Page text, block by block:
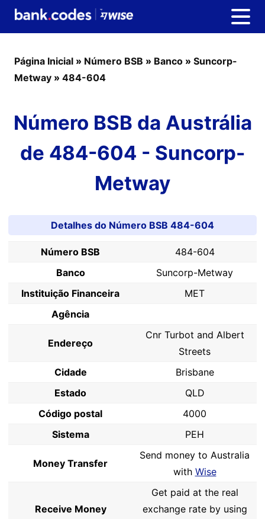
Página Inicial » Número BSB » Banco » Suncorp-
Metway » 484-604
Número BSB da Austrália
de 484-604 - Suncorp-
Metway
Detalhes do Número BSB 484-604
Número BSB
484-604
Banco
Suncorp-Metway
Instituição Financeira
MET
Agência
Endereço
Cnr Turbot and Albert
Streets
Cidade
Brisbane
Estado
QLD
Código postal
4000
Sistema
PEH
Money Transfer
Send money to Australia
with Wise
Receive Money
Get paid at the real
exchange rate by using